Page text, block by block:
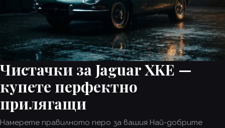
Чистачки за Jaguar XKE —
купете перфектно
прилягащи
Намерете правилното перо за вашия Най-добрите